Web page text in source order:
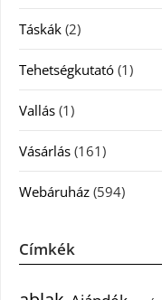
Táskák (2)
Tehetségkutató (1)
Vallás (1)
Vásárlás (161)
Webáruház (594)
Címkék